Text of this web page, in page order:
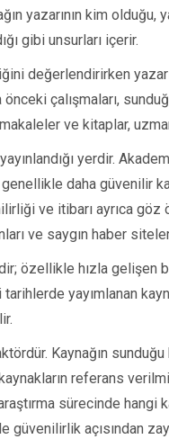
yazarının kim olduğu,
gibi unsurları içerir.
değerlendirirken
çalışmaları,
ve kitaplar,
yerdir.
genellikle daha güvenilir
ve itibarı ayrıca göz
ve saygın haber
özellikle hızla gelişen
yayımlanan
Kaynağın
referans
sürecinde hangi
güvenilirlik açısından